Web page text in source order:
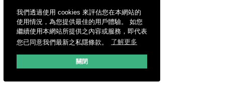
我們透過使用 cookies 來評估您在本網站的
使用情況，為您提供最佳的用戶體驗。 如您
繼續使用本網站所提供之內容或服務，即代表
您已同意我們最新之私隱條款。
了解更多
關閉